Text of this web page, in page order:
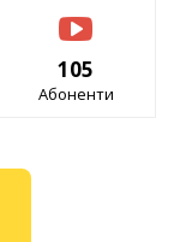
105
Абоненти